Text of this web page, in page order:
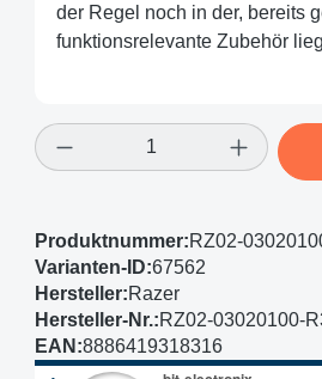
der Regel noch in der, bereits
funktionsrelevante Zubehör
Produkt Anzahl: Gib
Produktnummer:RZ02-
Varianten-ID:67562
Hersteller:Razer
Hersteller-Nr.:RZ02-03020100-
EAN:8886419318316